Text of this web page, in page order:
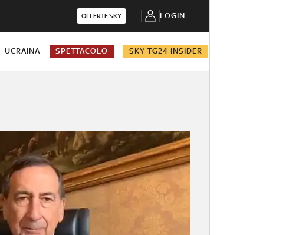
OFFERTE SKY LOGIN
UCRAINA SPETTACOLO SKY TG24 INSIDER